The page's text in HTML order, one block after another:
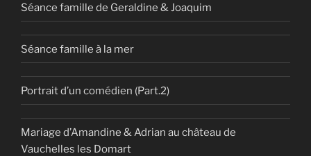
Séance famille de Geraldine & Joaquim
Séance famille à la mer
Portrait d’un comédien (Part.2)
Mariage d’Amandine & Adrian au château de
Vauchelles les Domart